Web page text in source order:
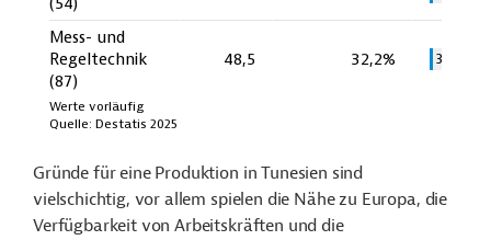
Gründe für eine Produktion in Tunesien sind
vielschichtig, vor allem spielen die Nähe zu Europa, die
Verfügbarkeit von Arbeitskräften und die